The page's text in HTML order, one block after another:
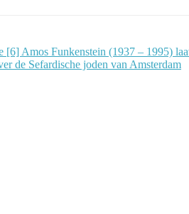
[6] Amos Funkenstein (1937 – 1995)
de Sefardische joden van Amsterdam